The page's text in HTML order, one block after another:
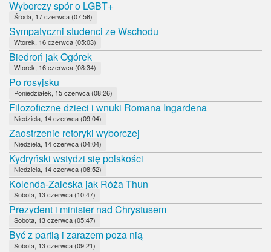
Wyborczy spór o LGBT+
Środa, 17 czerwca (07:56)
Sympatyczni studenci ze Wschodu
Wtorek, 16 czerwca (05:03)
Biedroń jak Ogórek
Wtorek, 16 czerwca (08:34)
Po rosyjsku
Poniedziałek, 15 czerwca (08:26)
Filozoficzne dzieci i wnuki Romana Ingardena
Niedziela, 14 czerwca (09:04)
Zaostrzenie retoryki wyborczej
Niedziela, 14 czerwca (04:04)
Kydryński wstydzi się polskości
Niedziela, 14 czerwca (08:52)
Kolenda-Zaleska jak Róża Thun
Sobota, 13 czerwca (10:47)
Prezydent i minister nad Chrystusem
Sobota, 13 czerwca (05:47)
Być z partią i zarazem poza nią
Sobota, 13 czerwca (09:21)